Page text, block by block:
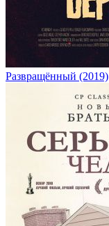
Развращённый (2019)